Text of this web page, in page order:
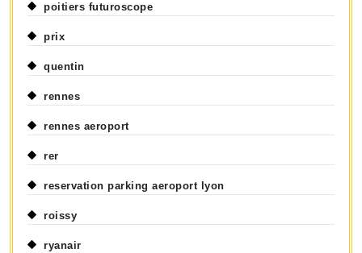
poitiers futuroscope
prix
quentin
rennes
rennes aeroport
rer
reservation parking aeroport lyon
roissy
ryanair